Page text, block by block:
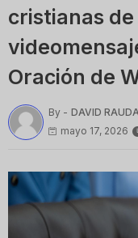
cristianas de
Oración de
By - DAVID
mayo 17, 2026